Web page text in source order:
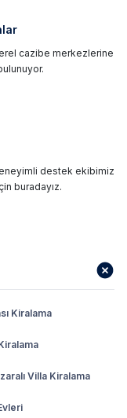
cazibe merkezlerine
destek ekibimiz
buradayız.
Kiralama
Villa Kiralama